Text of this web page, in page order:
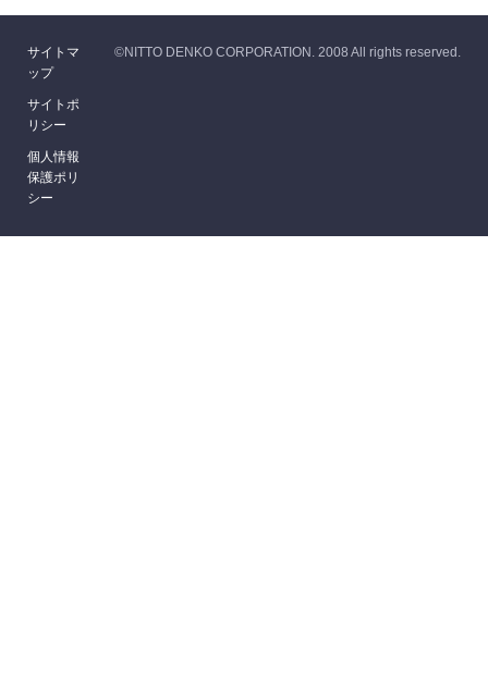
サイトマ
ップ
サイトポ
リシー
個人情報
保護ポリ
シー
©NITTO DENKO CORPORATION. 2008 All rights reserved.